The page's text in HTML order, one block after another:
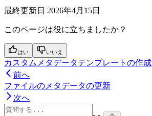
最終更新日 2026年4月15日
このページは役に立ちましたか？
はい いいえ
カスタムメタデータテンプレートの作成
前へ
ファイルのメタデータの更新
次へ